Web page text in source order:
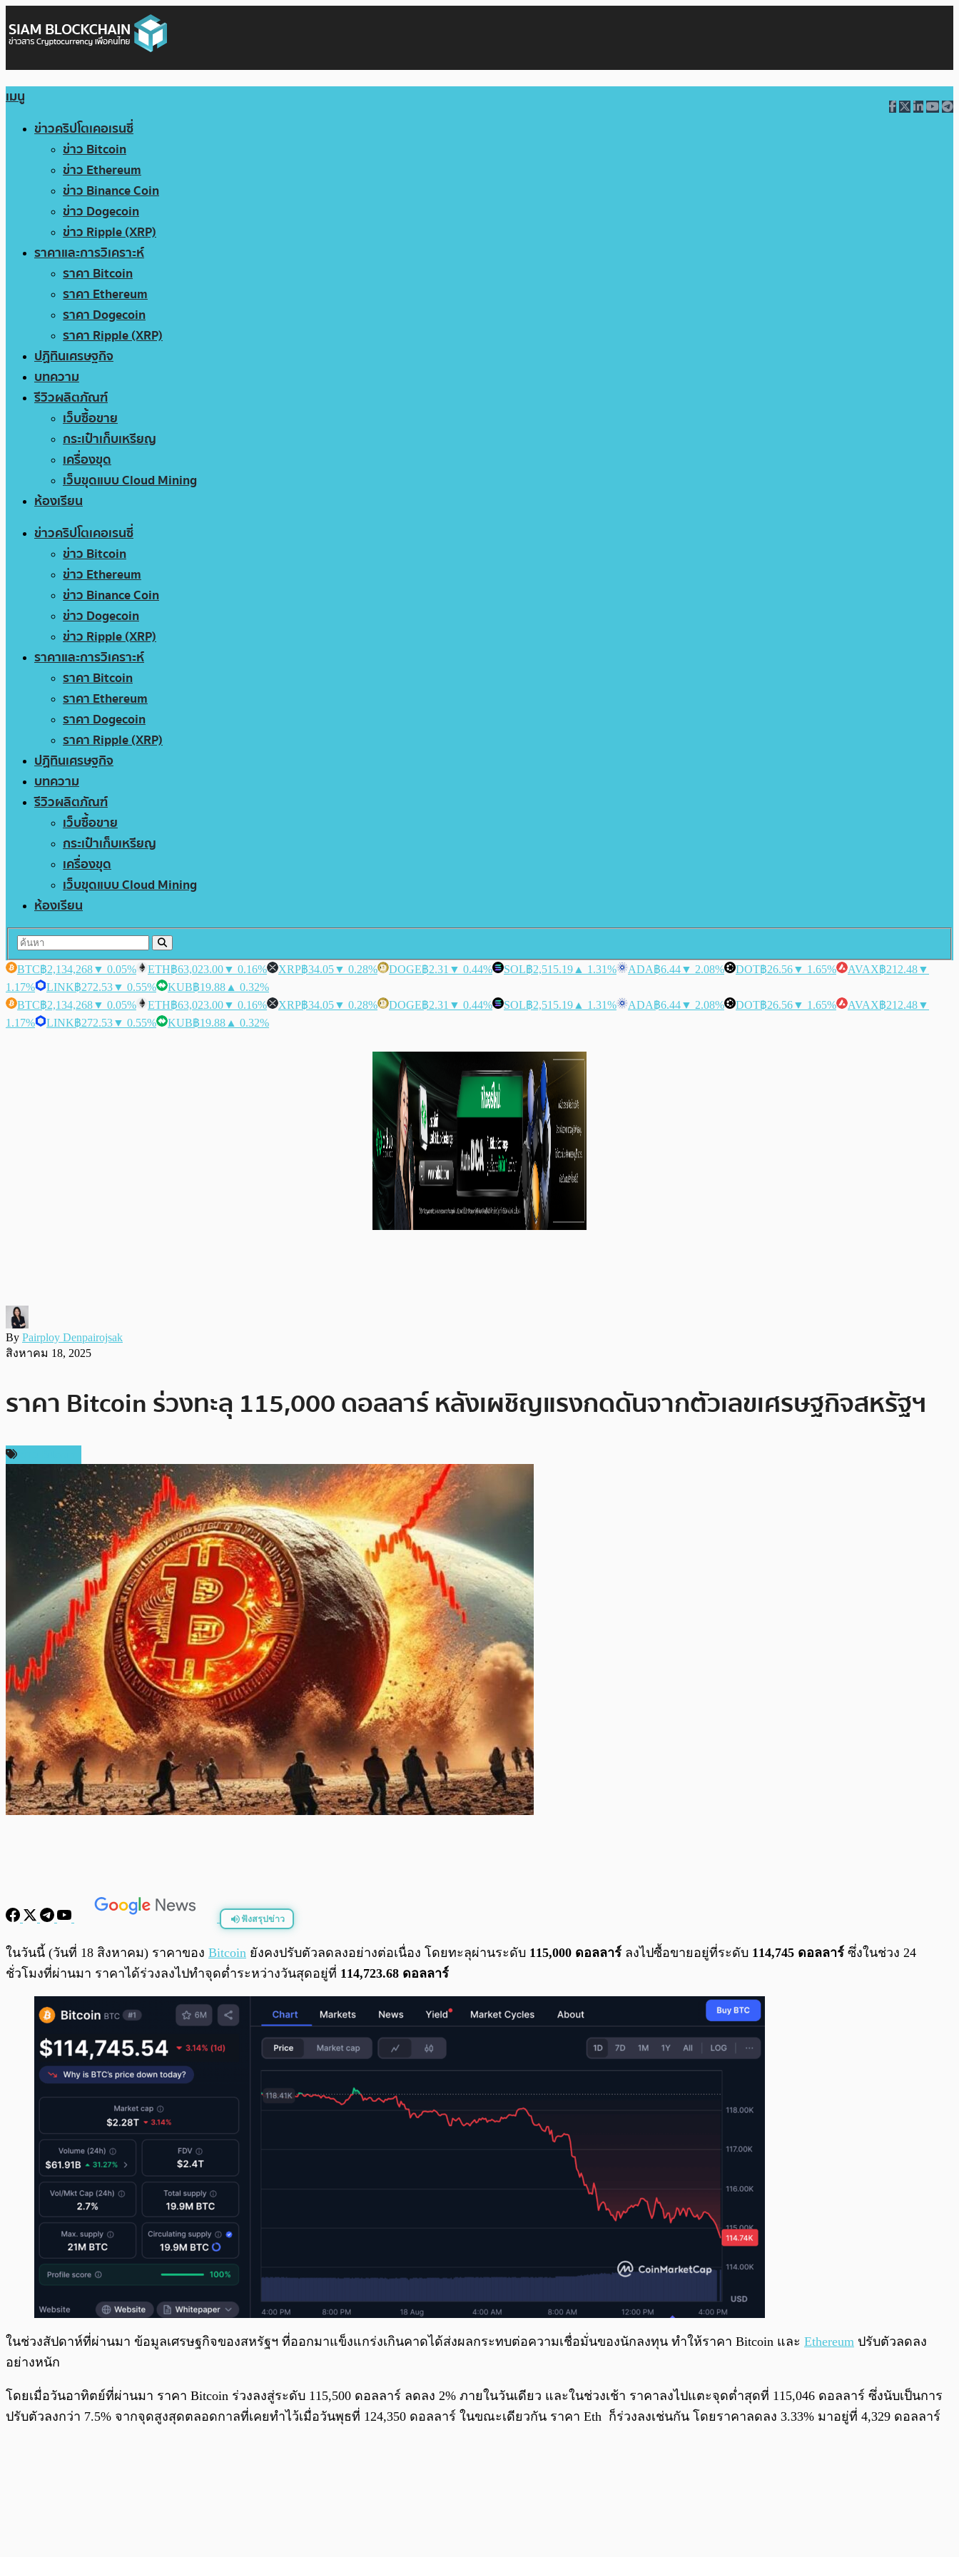
เมนู
ข่าวคริปโตเคอเรนซี่
ข่าว Bitcoin
ข่าว Ethereum
ข่าว Binance Coin
ข่าว Dogecoin
ข่าว Ripple (XRP)
ราคาและการวิเคราะห์
ราคา Bitcoin
ราคา Ethereum
ราคา Dogecoin
ราคา Ripple (XRP)
ปฏิทินเศรษฐกิจ
บทความ
รีวิวผลิตภัณฑ์
เว็บซื้อขาย
กระเป๋าเก็บเหรียญ
เครื่องขุด
เว็บขุดแบบ Cloud Mining
ห้องเรียน
ข่าวคริปโตเคอเรนซี่
ข่าว Bitcoin
ข่าว Ethereum
ข่าว Binance Coin
ข่าว Dogecoin
ข่าว Ripple (XRP)
ราคาและการวิเคราะห์
ราคา Bitcoin
ราคา Ethereum
ราคา Dogecoin
ราคา Ripple (XRP)
ปฏิทินเศรษฐกิจ
บทความ
รีวิวผลิตภัณฑ์
เว็บซื้อขาย
กระเป๋าเก็บเหรียญ
เครื่องขุด
เว็บขุดแบบ Cloud Mining
ห้องเรียน
BTC฿2,134,268▼ 0.05% ETH฿63,023.00▼ 0.16% XRP฿34.05▼ 0.28% DOGE฿2.31 ▼ 0.44% SOL฿2,515.19 ▲ 1.31% ADA฿6.44▼ 2.08% DOT฿26.56▼ 1.65% AVAX฿212.48▼
1.17%
LINK฿272.53▼ 0.55% KUB฿19.88 ▲ 0.32%
BTC฿2,134,268▼ 0.05% ETH฿63,023.00▼ 0.16% XRP฿34.05▼ 0.28% DOGE฿2.31 ▼ 0.44% SOL฿2,515.19 ▲ 1.31% ADA฿6.44▼ 2.08% DOT฿26.56▼ 1.65% AVAX฿212.48▼
1.17%
LINK฿272.53▼ 0.55% KUB฿19.88 ▲ 0.32%
By Pairploy Denpairojsak
สิงหาคม 18, 2025
ราคา Bitcoin ร่วงทะลุ 115,000 ดอลลาร์ หลังเผชิญแรงกดดันจากตัวเลขเศรษฐกิจสหรัฐฯ
ฟังสรุปข่าว
พร้อมเล่น 0:00 /
ในวันนี้ (วันที่ 18 สิงหาคม) ราคาของ Bitcoin ยังคงปรับตัวลดลงอย่างต่อเนื่อง โดยทะลุผ่านระดับ 115,000 ดอลลาร์ ลงไปซื้อขายอยู่ที่ระดับ 114,745 ดอลลาร์ ซึ่งในช่วง 24
ชั่วโมงที่ผ่านมา ราคาได้ร่วงลงไปทำจุดต่ำระหว่างวันสุดอยู่ที่ 114,723.68 ดอลลาร์
ในช่วงสัปดาห์ที่ผ่านมา ข้อมูลเศรษฐกิจของสหรัฐฯ ที่ออกมาแข็งแกร่งเกินคาดได้ส่งผลกระทบต่อความเชื่อมั่นของนักลงทุน ทำให้ราคา Bitcoin และ Ethereum ปรับตัวลดลง
อย่างหนัก
โดยเมื่อวันอาทิตย์ที่ผ่านมา ราคา Bitcoin ร่วงลงสู่ระดับ 115,500 ดอลลาร์ ลดลง 2% ภายในวันเดียว และในช่วงเช้า ราคาลงไปแตะจุดต่ำสุดที่ 115,046 ดอลลาร์ ซึ่งนับเป็นการ
ปรับตัวลงกว่า 7.5% จากจุดสูงสุดตลอดกาลที่เคยทำไว้เมื่อวันพุธที่ 124,350 ดอลลาร์ ในขณะเดียวกัน ราคา Eth ก็ร่วงลงเช่นกัน โดยราคาลดลง 3.33% มาอยู่ที่ 4,329 ดอลลาร์